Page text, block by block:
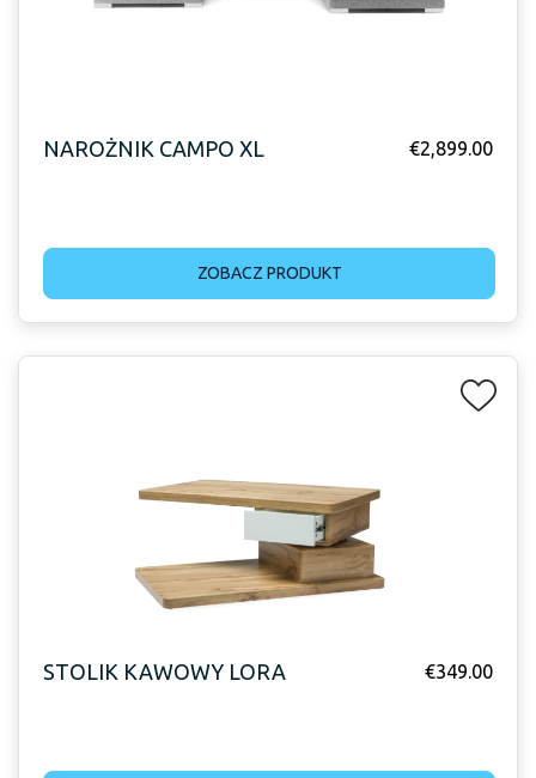
NAROŻNIK CAMPO XL €2,899.00
ZOBACZ PRODUKT
STOLIK KAWOWY LORA €349.00